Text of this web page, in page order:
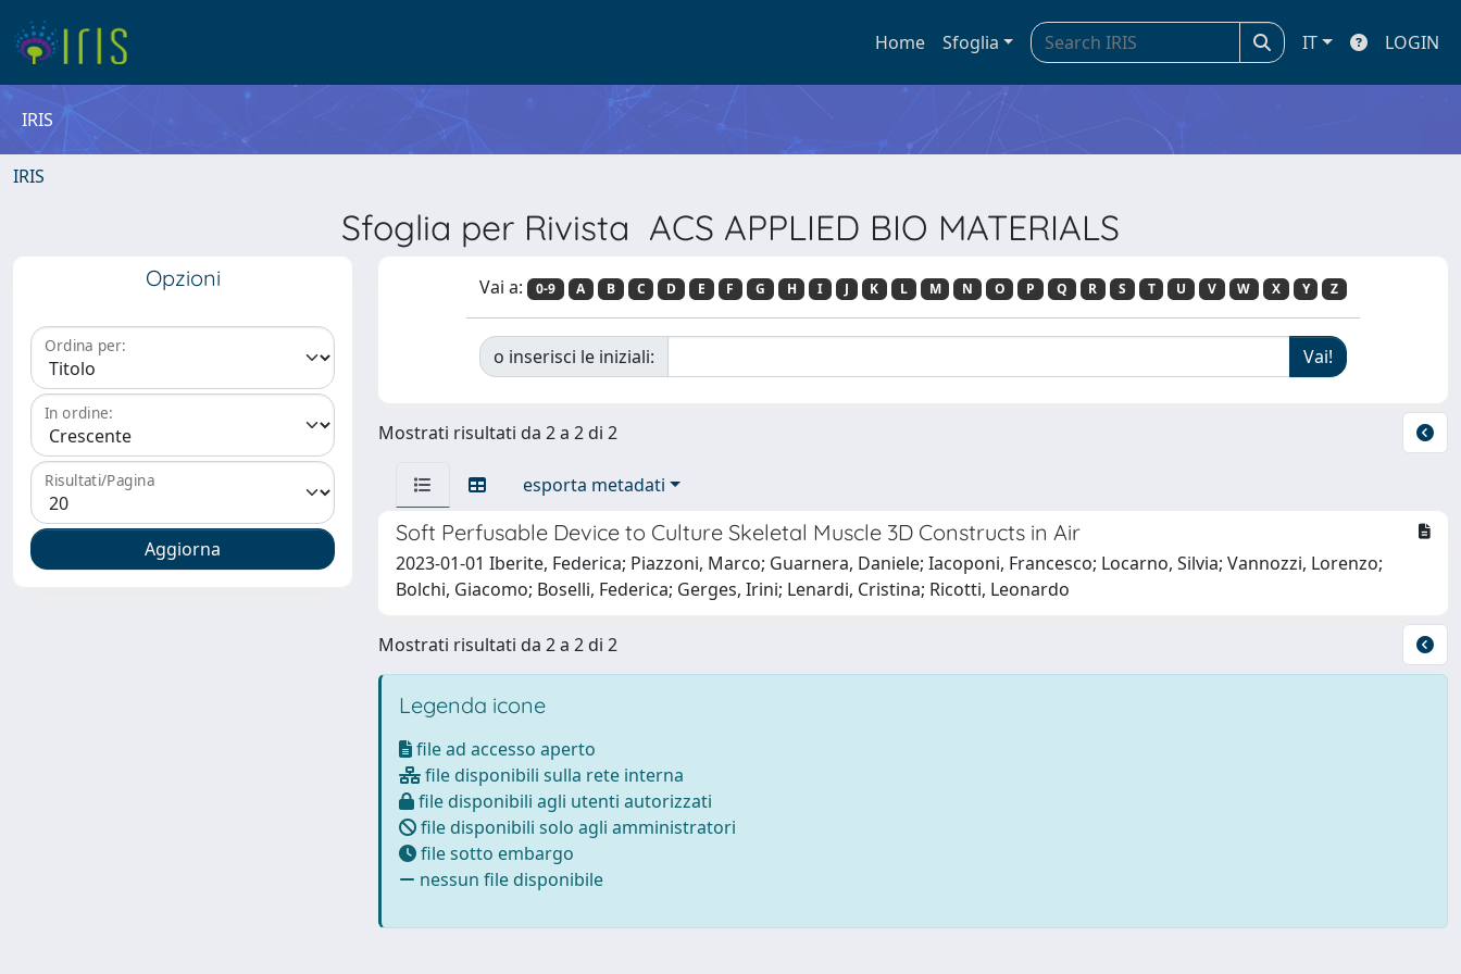
Home Sfoglia IT LOGIN
IRIS
IRIS
Sfoglia per Rivista ACS APPLIED BIO MATERIALS
Opzioni
Ordina per:
In ordine:
Risultati/Pagina
Vai a: 0-9 A B C D E F G H I J K L M N O P Q R S T U V W X Y Z
o inserisci le iniziali:
Mostrati risultati da 2 a 2 di 2
esporta metadati
Soft Perfusable Device to Culture Skeletal Muscle 3D Constructs in Air
2023-01-01 Iberite, Federica; Piazzoni, Marco; Guarnera, Daniele; Iacoponi, Francesco; Locarno, Silvia; Vannozzi, Lorenzo;
Bolchi, Giacomo; Boselli, Federica; Gerges, Irini; Lenardi, Cristina; Ricotti, Leonardo
Mostrati risultati da 2 a 2 di 2
Legenda icone
file ad accesso aperto
file disponibili sulla rete interna
file disponibili agli utenti autorizzati
file disponibili solo agli amministratori
file sotto embargo
nessun file disponibile